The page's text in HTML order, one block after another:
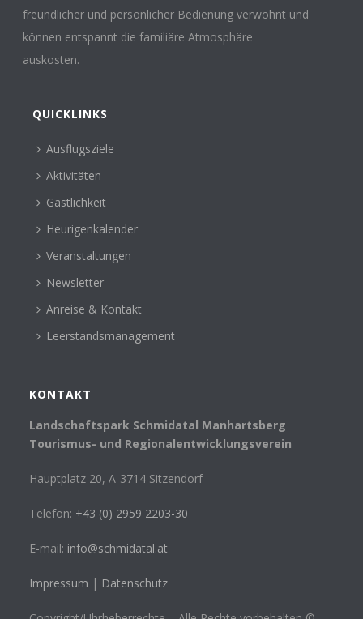
freundlicher und persönlicher Bedienung verwöhnt und
können entspannt die familiäre Atmosphäre
auskosten.
QUICKLINKS
Ausflugsziele
Aktivitäten
Gastlichkeit
Heurigenkalender
Veranstaltungen
Newsletter
Anreise & Kontakt
Leerstandsmanagement
KONTAKT
Landschaftspark Schmidatal Manhartsberg
Tourismus- und Regionalentwicklungsverein
Hauptplatz 20, A-3714 Sitzendorf
Telefon: +43 (0) 2959 2203-30
E-mail: info@schmidatal.at
Impressum | Datenschutz